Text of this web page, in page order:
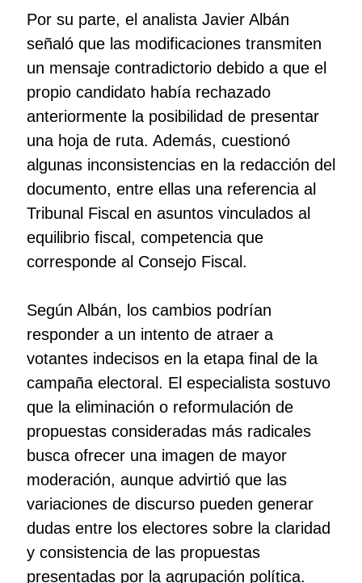
Por su parte, el analista Javier Albán
señaló que las modificaciones transmiten
un mensaje contradictorio debido a que el
propio candidato había rechazado
anteriormente la posibilidad de presentar
una hoja de ruta. Además, cuestionó
algunas inconsistencias en la redacción del
documento, entre ellas una referencia al
Tribunal Fiscal en asuntos vinculados al
equilibrio fiscal, competencia que
corresponde al Consejo Fiscal.
Según Albán, los cambios podrían
responder a un intento de atraer a
votantes indecisos en la etapa final de la
campaña electoral. El especialista sostuvo
que la eliminación o reformulación de
propuestas consideradas más radicales
busca ofrecer una imagen de mayor
moderación, aunque advirtió que las
variaciones de discurso pueden generar
dudas entre los electores sobre la claridad
y consistencia de las propuestas
presentadas por la agrupación política.